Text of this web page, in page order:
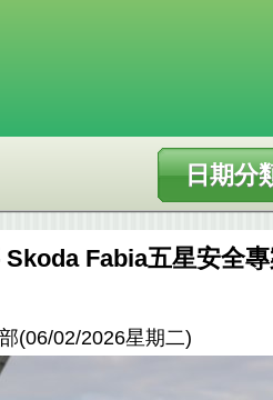
日期分
Fabia五星安全
(06/02/2026星期二)